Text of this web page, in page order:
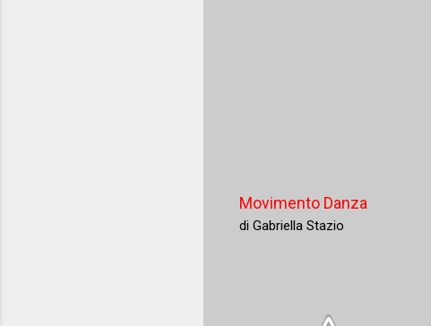
Movimento Danza
di Gabriella Stazio